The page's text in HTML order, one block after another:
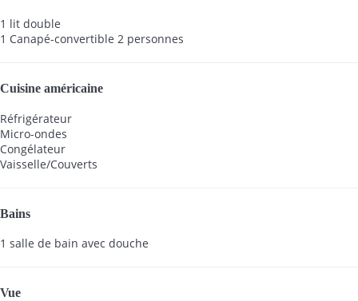
1 lit double
1 Canapé-convertible 2 personnes
Cuisine américaine
Réfrigérateur
Micro-ondes
Congélateur
Vaisselle/Couverts
Bains
1 salle de bain avec douche
Vue